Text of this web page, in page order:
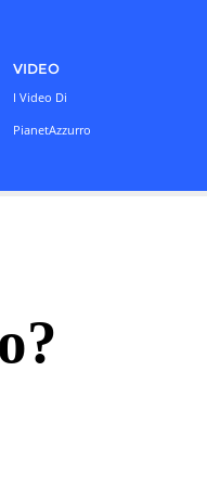
VIDEO
I Video Di
PianetAzzurro